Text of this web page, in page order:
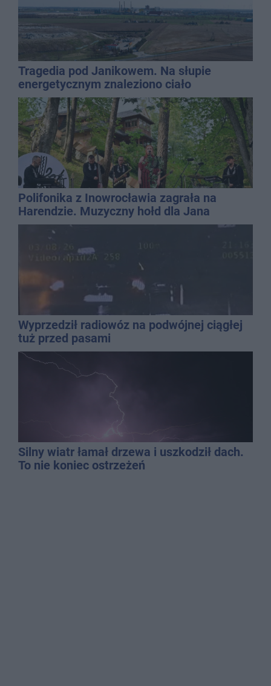
Tragedia pod Janikowem. Na słupie
energetycznym znaleziono ciało
mężczyzny
Polifonika z Inowrocławia zagrała na
Harendzie. Muzyczny hołd dla Jana
Kasprowicza
Wyprzedził radiowóz na podwójnej ciągłej
tuż przed pasami
Silny wiatr łamał drzewa i uszkodził dach.
To nie koniec ostrzeżeń